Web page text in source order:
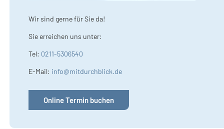
Wir sind gerne für Sie da!
Sie erreichen uns unter:
Tel: 0211-5306540
E-Mail: info@mitdurchblick.de
Online Termin buchen